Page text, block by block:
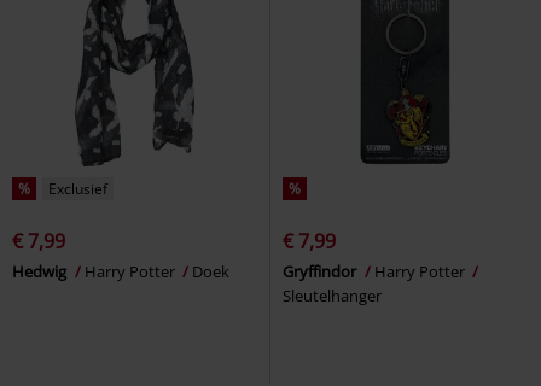
% Exclusief
€ 7,99
Hedwig Harry Potter Doek
%
€ 7,99
Gryffindor
Harry Potter
Sleutelhanger